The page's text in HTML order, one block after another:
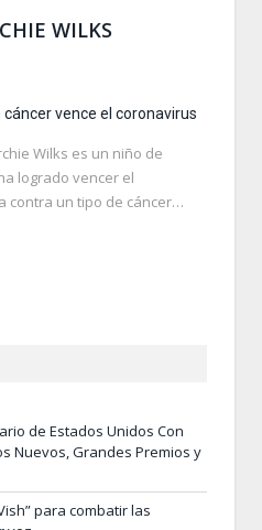
WILKS
vence el coronavirus
Wilks es un niño de
logrado vencer el
contra un tipo de cáncer…
de Estados Unidos Con
Nuevos, Grandes Premios y
para combatir las